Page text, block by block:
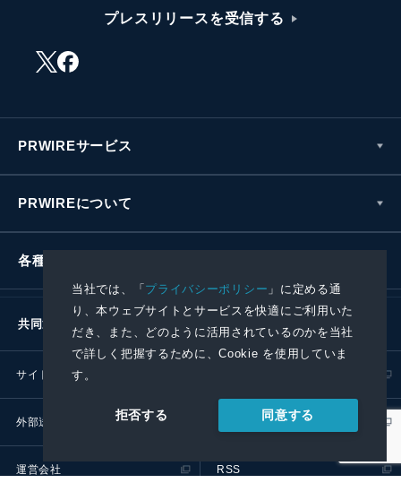
当社では、「プライバシーポリシー 」に定める通
り、本ウェブサイトとサービスを快適にご利用いた
だき、また、どのように活用されているのかを当社
で詳しく把握するために、Cookie を使用していま
す。
拒否する 同意する
プレスリリースを受信する
PRWIREサービス
PRWIREについて
各種お問い合わせ
共同通信社グループ
サイトポリシー
外部送信ポリシー プレスリリース取扱基準
運営会社 RSS